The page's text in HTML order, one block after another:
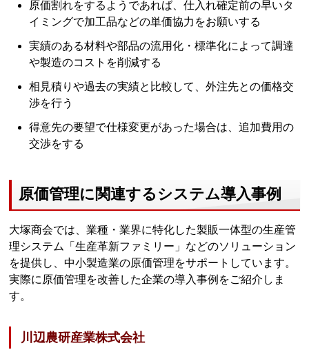
原価割れをするようであれば、仕入れ確定前の早いタ
イミングで加工品などの単価協力をお願いする
実績のある材料や部品の流用化・標準化によって調達
や製造のコストを削減する
相見積りや過去の実績と比較して、外注先との価格交
渉を行う
得意先の要望で仕様変更があった場合は、追加費用の
交渉をする
原価管理に関連するシステム導入事例
大塚商会では、業種・業界に特化した製販一体型の生産管
理システム「生産革新ファミリー」などのソリューション
を提供し、中小製造業の原価管理をサポートしています。
実際に原価管理を改善した企業の導入事例をご紹介しま
す。
川辺農研産業株式会社